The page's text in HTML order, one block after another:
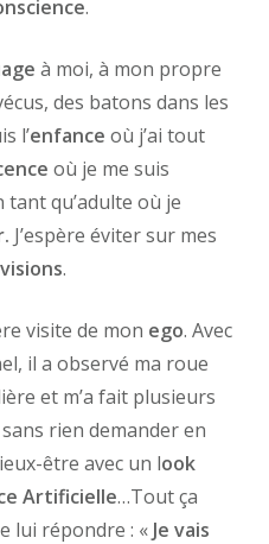
.
à moi, à mon propre
des batons dans les
l’enfance où j’ai tout
où je me suis
qu’adulte où je
J’espère éviter sur mes
.
visite de mon ego. Avec
il a observé ma roue
et m’a fait plusieurs
rien demander en
être avec un look
Artificielle…Tout ça
lui répondre : « Je vais